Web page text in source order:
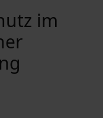
im